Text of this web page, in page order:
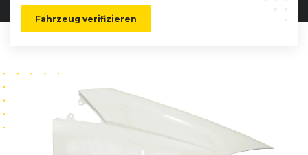
Fahrzeug verifizieren